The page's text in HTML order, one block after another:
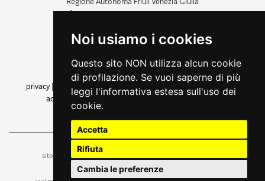
Noi usiamo i cookies
Questo sito NON utilizza alcun cookie
di profilazione. Se vuoi saperne di più
leggi l'informativa estesa sull'uso dei
cookie.
Accetta
Rifiuta
Cambia le preferenze
c.f. 80014930327; p.iva 00526040324
+39 040 3771111
amministrazione trasparente
privacy
cookie |note legali accessibilità
dichiarazione di
accessibilità| feedback
cambio preferenze cookie
sito a cura dell'ufficio stampa e comunicazione